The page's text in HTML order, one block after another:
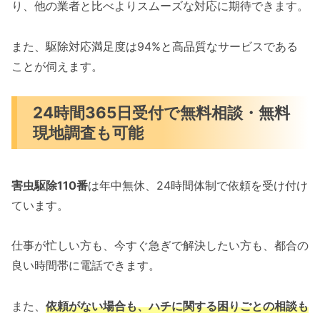
り、他の業者と比べよりスムーズな対応に期待できます。
また、駆除対応満足度は94%と高品質なサービスである
ことが伺えます。
24時間365日受付で無料相談・無料
現地調査も可能
害虫駆除110番は年中無休、24時間体制で依頼を受け付け
ています。
仕事が忙しい方も、今すぐ急ぎで解決したい方も、都合の
良い時間帯に電話できます。
また、 依頼がない場合も、ハチに関する困りごとの相談も